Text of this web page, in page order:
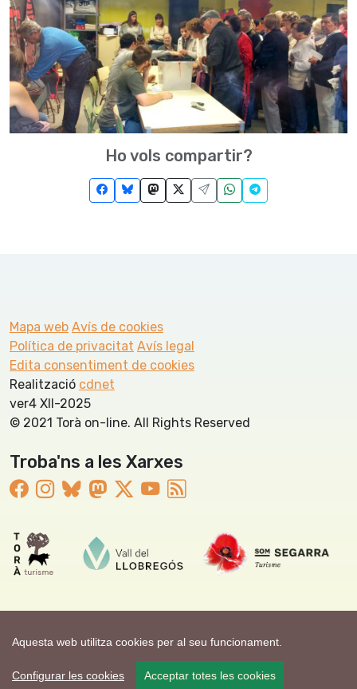
Aquesta web utilitza cookies per al seu funcionament.
Configurar les cookies Acceptar totes les cookies
Ho vols compartir?
Mapa web Avís de cookies
Política de privacitat Avís legal
Edita consentiment de cookies
Realització cdnet
ver4 XII-2025
© 2021 Torà on-line. All Rights Reserved
Troba'ns a les Xarxes